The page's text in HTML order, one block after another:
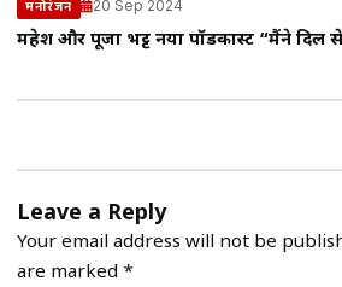
मनोरंजन 20 Sep 2024
महेश और पूजा भट्ट नया पॉडकास्ट “मैंने दिल
Leave a Reply
Your email address will not be
are marked *